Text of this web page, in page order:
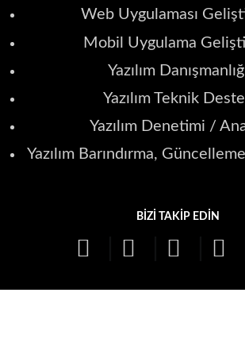
Web Uygulaması
Mobil Uygulama
Yazılım
Yazılım Teknik
Yazılım Denetimi /
Yazılım Barındırma,
BIZI TAKIP EDIN